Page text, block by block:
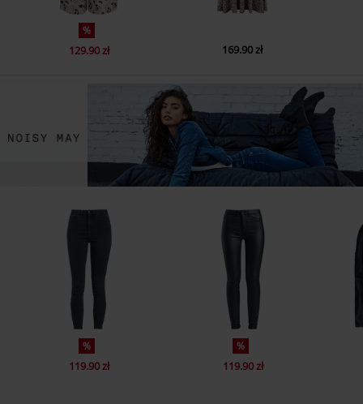
%
129.90 zł 169.90 zł
%
119.90 zł
%
119.90 zł